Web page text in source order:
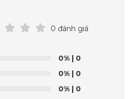
0 đánh giá
0% | 0
0% | 0
0% | 0